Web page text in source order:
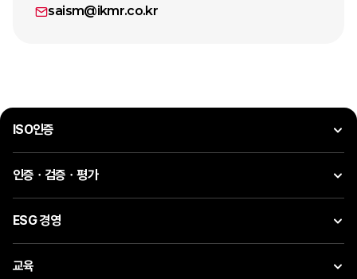
saism@ikmr.co.kr
ISO인증
인증ㆍ검증ㆍ평가
ESG 경영
교육